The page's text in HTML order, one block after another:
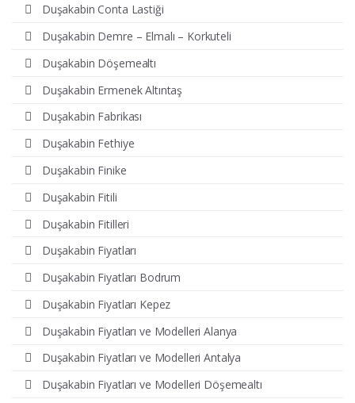
Duşakabin Conta Lastiği
Duşakabin Demre – Elmalı – Korkuteli
Duşakabin Döşemealtı
Duşakabin Ermenek Altıntaş
Duşakabin Fabrikası
Duşakabin Fethiye
Duşakabin Finike
Duşakabin Fitili
Duşakabin Fitilleri
Duşakabin Fiyatları
Duşakabin Fiyatları Bodrum
Duşakabin Fiyatları Kepez
Duşakabin Fiyatları ve Modelleri Alanya
Duşakabin Fiyatları ve Modelleri Antalya
Duşakabin Fiyatları ve Modelleri Döşemealtı